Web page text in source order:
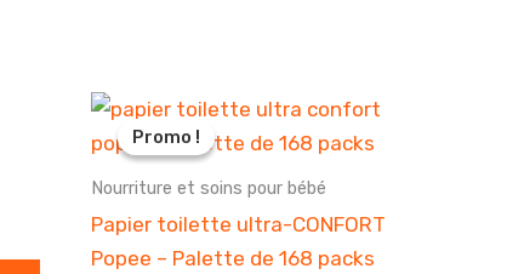
Promo !
Promo !
Nourriture et soins pour bébé
Papier toilette ultra-CONFORT
Popee – Palette de 168 packs